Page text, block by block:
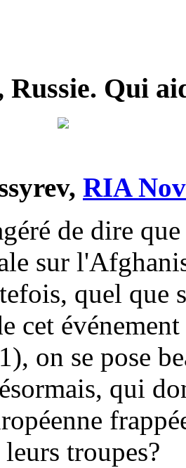
Russie. Qui
RIA
de dire
sur
quel que
cet
on se pose
qui
troupes?